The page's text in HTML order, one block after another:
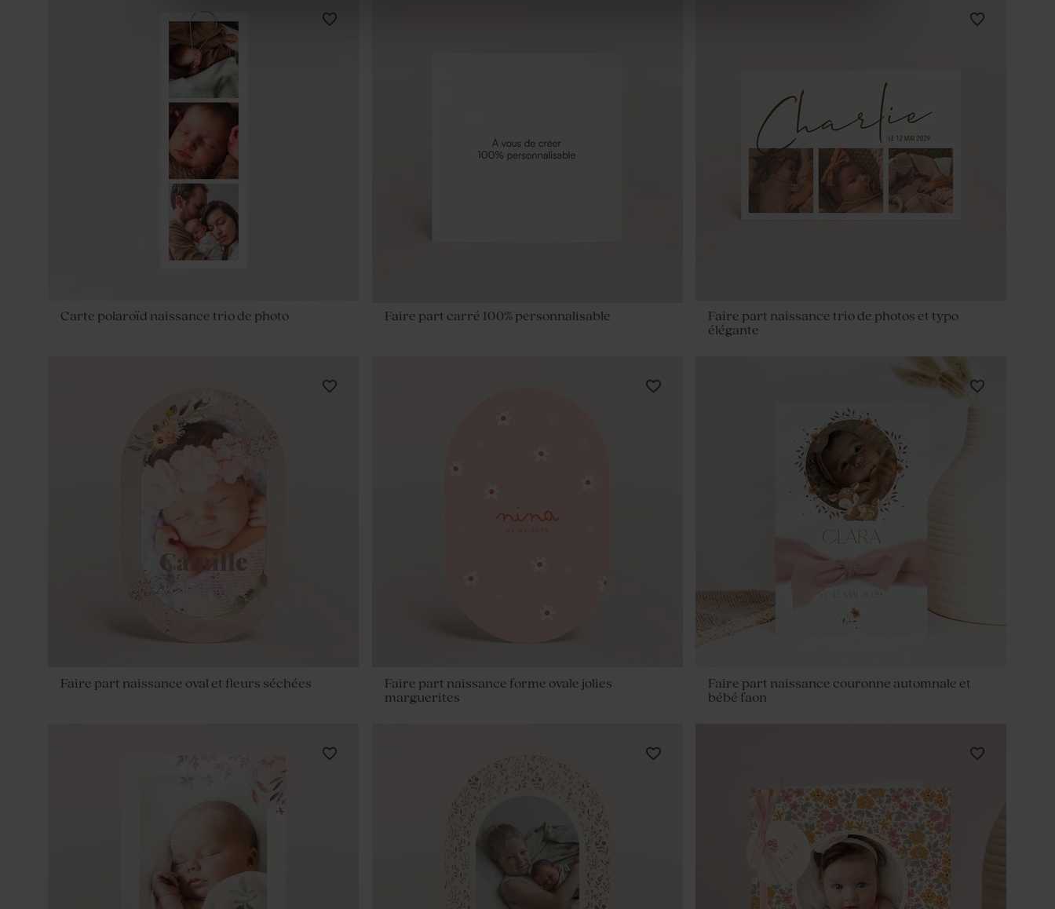
Faire part carré 100% personnalisable
Carte polaroïd naissance trio de photo
Faire part naissance trio de photos et typo
élégante
Faire part naissance oval et fleurs séchées
Faire part naissance forme ovale jolies
marguerites
Faire part naissance couronne automnale et
bébé faon